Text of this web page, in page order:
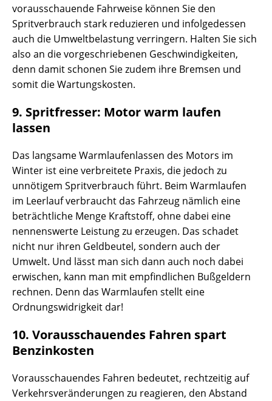
vorausschauende Fahrweise können Sie den
Spritverbrauch stark reduzieren und infolgedessen
auch die Umweltbelastung verringern. Halten Sie sich
also an die vorgeschriebenen Geschwindigkeiten,
denn damit schonen Sie zudem ihre Bremsen und
somit die Wartungskosten.
9. Spritfresser: Motor warm laufen
lassen
Das langsame Warmlaufenlassen des Motors im
Winter ist eine verbreitete Praxis, die jedoch zu
unnötigem Spritverbrauch führt. Beim Warmlaufen
im Leerlauf verbraucht das Fahrzeug nämlich eine
beträchtliche Menge Kraftstoff, ohne dabei eine
nennenswerte Leistung zu erzeugen. Das schadet
nicht nur ihren Geldbeutel, sondern auch der
Umwelt. Und lässt man sich dann auch noch dabei
erwischen, kann man mit empfindlichen Bußgeldern
rechnen. Denn das Warmlaufen stellt eine
Ordnungswidrigkeit dar!
10. Vorausschauendes Fahren spart
Benzinkosten
Vorausschauendes Fahren bedeutet, rechtzeitig auf
Verkehrsveränderungen zu reagieren, den Abstand